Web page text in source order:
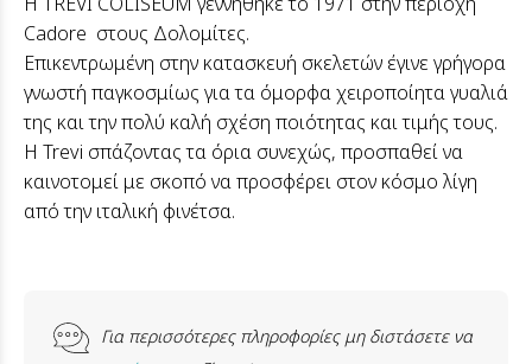
Cadore στους Δολομίτες.
Επικεντρωμένη στην κατασκευή σκελετών έγινε γρήγορα
γνωστή παγκοσμίως για τα όμορφα χειροποίητα γυαλιά
της και την πολύ καλή σχέση ποιότητας και τιμής τους.
Η Trevi σπάζοντας τα όρια συνεχώς, προσπαθεί να
καινοτομεί με σκοπό να προσφέρει στον κόσμο λίγη
από την ιταλική φινέτσα.
Για περισσότερες πληροφορίες μη διστάσετε να